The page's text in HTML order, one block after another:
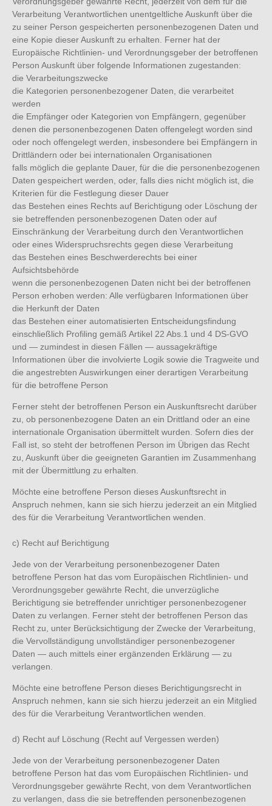
Verarbeitung Verantwortlichen unentgeltliche Auskunft über die
zu seiner Person gespeicherten personenbezogenen Daten und
eine Kopie dieser Auskunft zu erhalten. Ferner hat der
Europäische Richtlinien- und Verordnungsgeber der betroffenen
Person Auskunft über folgende Informationen zugestanden:
die Verarbeitungszwecke
die Kategorien personenbezogener Daten, die verarbeitet
werden
die Empfänger oder Kategorien von Empfängern, gegenüber
denen die personenbezogenen Daten offengelegt worden sind
oder noch offengelegt werden, insbesondere bei Empfängern in
Drittländern oder bei internationalen Organisationen
falls möglich die geplante Dauer, für die die personenbezogenen
Daten gespeichert werden, oder, falls dies nicht möglich ist, die
Kriterien für die Festlegung dieser Dauer
das Bestehen eines Rechts auf Berichtigung oder Löschung der
sie betreffenden personenbezogenen Daten oder auf
Einschränkung der Verarbeitung durch den Verantwortlichen
oder eines Widerspruchsrechts gegen diese Verarbeitung
das Bestehen eines Beschwerderechts bei einer
Aufsichtsbehörde
wenn die personenbezogenen Daten nicht bei der betroffenen
Person erhoben werden: Alle verfügbaren Informationen über
die Herkunft der Daten
das Bestehen einer automatisierten Entscheidungsfindung
einschließlich Profiling gemäß Artikel 22 Abs.1 und 4 DS-GVO
und — zumindest in diesen Fällen — aussagekräftige
Informationen über die involvierte Logik sowie die Tragweite und
die angestrebten Auswirkungen einer derartigen Verarbeitung
für die betroffene Person
Ferner steht der betroffenen Person ein Auskunftsrecht darüber
zu, ob personenbezogene Daten an ein Drittland oder an eine
internationale Organisation übermittelt wurden. Sofern dies der
Fall ist, so steht der betroffenen Person im Übrigen das Recht
zu, Auskunft über die geeigneten Garantien im Zusammenhang
mit der Übermittlung zu erhalten.
Möchte eine betroffene Person dieses Auskunftsrecht in
Anspruch nehmen, kann sie sich hierzu jederzeit an ein Mitglied
des für die Verarbeitung Verantwortlichen wenden.
c) Recht auf Berichtigung
Jede von der Verarbeitung personenbezogener Daten
betroffene Person hat das vom Europäischen Richtlinien- und
Verordnungsgeber gewährte Recht, die unverzügliche
Berichtigung sie betreffender unrichtiger personenbezogener
Daten zu verlangen. Ferner steht der betroffenen Person das
Recht zu, unter Berücksichtigung der Zwecke der Verarbeitung,
die Vervollständigung unvollständiger personenbezogener
Daten — auch mittels einer ergänzenden Erklärung — zu
verlangen.
Möchte eine betroffene Person dieses Berichtigungsrecht in
Anspruch nehmen, kann sie sich hierzu jederzeit an ein Mitglied
des für die Verarbeitung Verantwortlichen wenden.
d) Recht auf Löschung (Recht auf Vergessen werden)
Jede von der Verarbeitung personenbezogener Daten
betroffene Person hat das vom Europäischen Richtlinien- und
Verordnungsgeber gewährte Recht, von dem Verantwortlichen
zu verlangen, dass die sie betreffenden personenbezogenen